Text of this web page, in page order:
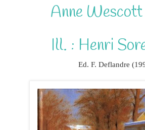
Anne
Ill. : Henri
Ed. F. Deflandre